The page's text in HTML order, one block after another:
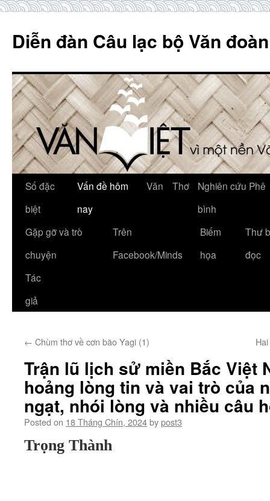
content
Diễn đàn Câu lạc bộ Văn
Số đặc
biệt
Vấn đề hôm
nay
Văn Thơ
Nghiên cứu Phê
bình
Gặp gỡ và trò
chuyện
Trên
Facebook/Minds
Biếm
họa
Thư
đọc
Tác
giả
← Chùm thơ về cơn bão Yagi (1)
Trận lũ lịch sử miền Bắc Việt
hoảng lòng tin và vai trò của
ngạt, nhói lòng và nhiều câu
Posted on 18 Tháng Chín, 2024bypost3
Trọng Thành